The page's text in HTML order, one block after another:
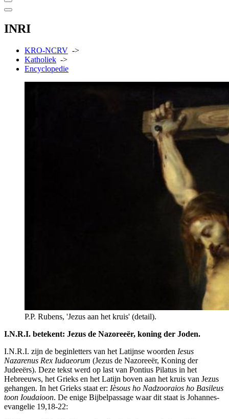
INRI
KRO-NCRV ->
Katholiek ->
Encyclopedie
P.P. Rubens, 'Jezus aan het kruis' (detail).
I.N.R.I. betekent: Jezus de Nazoreeër, koning der Joden.
I.N.R.I. zijn de beginletters van het Latijnse woorden Iesus
Nazarenus Rex Iudaeorum (Jezus de Nazoreeër, Koning der
Judeeërs). Deze tekst werd op last van Pontius Pilatus in het
Hebreeuws, het Grieks en het Latijn boven aan het kruis van Jezus
gehangen. In het Grieks staat er: Ièsous ho Nadzooraios ho Basileus
toon Ioudaioon. De enige Bijbelpassage waar dit staat is Johannes-
evangelie 19,18-22: